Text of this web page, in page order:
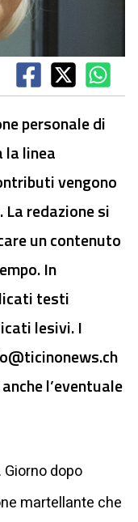
personale di
la linea
vengono
redazione si
un contenuto
In
testi
lesivi. I
l’eventuale
dopo
martellante che